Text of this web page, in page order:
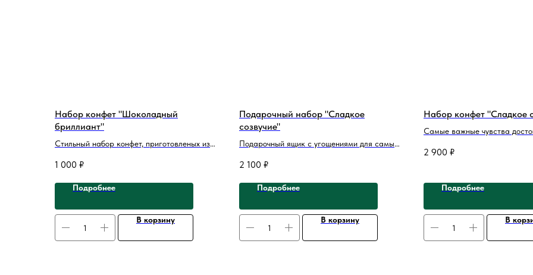
Набор конфет "Шоколадный
бриллиант"
Стильный набор конфет, приготовленых из
начинка из сублимированной вишни.
1 000 ₽
Подробнее
В корзину
Подарочный набор "Сладкое
созвучие"
Подарочный ящик с угощениями для самых
подарок для близких, а так же сотрудников,
коллег или бизнес-партнеров.
2 100 ₽
Подробнее
В корзину
Набор конфет "Сладкое
Самые важные чувства
больше, чем просто угощение.
бесконечной благодарности,
на языке изысканных
2 900 ₽
Подробнее
В